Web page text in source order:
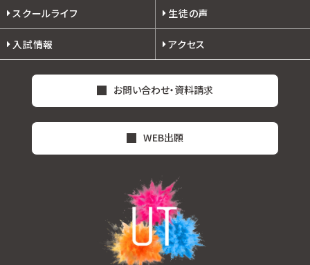
スクールライフ 生徒の声
入試情報 アクセス
お問い合わせ・資料請求
WEB出願